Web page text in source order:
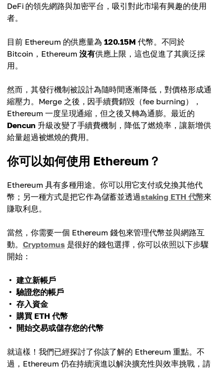
DeFi 的領先網路與加密平台，吸引對此市場有興趣的使用
者。
目前 Ethereum 的供應量為 120.15M 代幣。不同於
Bitcoin，Ethereum 沒有供應上限，這也促進了其廣泛採
用。
然而，其發行機制被設計為隨時間逐漸降低，對價格形成通
縮壓力。Merge 之後，因手續費銷毀（fee burning），
Ethereum 一度呈現通縮，但之後又轉為通膨。最近的
Dencun 升級改變了手續費機制，降低了燃燒率，讓新增供
給量超過被燃燒的費用。
你可以如何使用 Ethereum？
Ethereum 具有多種用途。你可以用它支付或兌換其他代
幣；另一種方式是把它作為儲蓄並透過staking ETH 代幣來
賺取利息。
當然，你需要一個 Ethereum 錢包來管理代幣並與網路互
動。 Cryptomus是很好的錢包選擇，你可以依照以下步驟
開始：
建立新帳戶
驗證您的帳戶
存入資金
購買 ETH 代幣
開始交易或儲存您的代幣
就這樣！我們已經探討了你該了解的 Ethereum 重點。不
過，Ethereum 仍在持續演進以解決擴充性與效率挑戰，請